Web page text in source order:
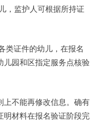
，监护人可根据所持证
证件的幼儿，在报名
儿园和区指定服务点核验
不能再修改信息。确有
明材料在报名验证阶段完